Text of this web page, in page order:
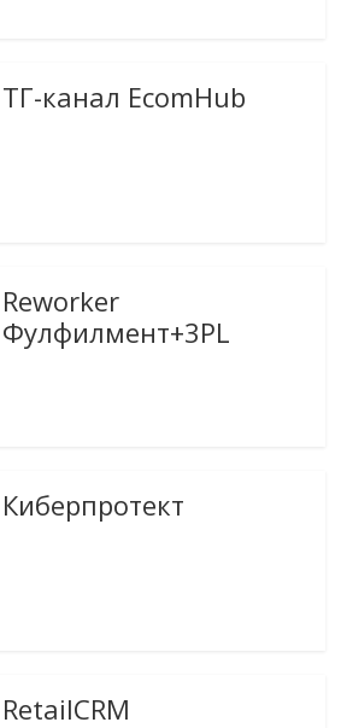
ТГ-канал EcomHub
Reworker
Фулфилмент+3PL
Киберпротект
RetailCRM